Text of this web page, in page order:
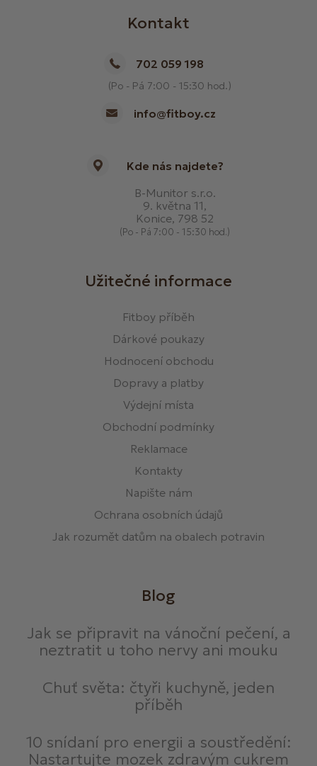
Kontakt
702 059 198
(Po - Pá 7:00 - 15:30 hod.)
info@fitboy.cz
Kde nás najdete?
B-Munitor s.r.o.
9. května 11,
Konice, 798 52
(Po - Pá 7:00 - 15:30 hod.)
Užitečné informace
Fitboy příběh
Dárkové poukazy
Hodnocení obchodu
Dopravy a platby
Výdejní místa
Obchodní podmínky
Reklamace
Kontakty
Napište nám
Ochrana osobních údajů
Jak rozumět datům na obalech potravin
Blog
Jak se připravit na vánoční pečení, a
neztratit u toho nervy ani mouku
Chuť světa: čtyři kuchyně, jeden
příběh
10 snídaní pro energii a soustředění:
Nastartujte mozek zdravým cukrem